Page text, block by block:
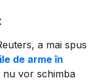
a mai spus
de arme în
nu vor schimba